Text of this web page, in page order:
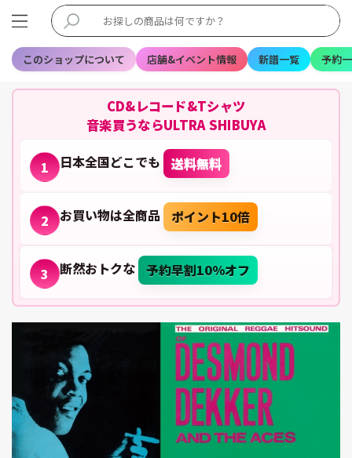
このショップについて 店舗&イベント情報 新譜一覧 予約
CD&レコード&Tシャツ
音楽買うならULTRA SHIBUYA
1 日本全国どこでも 送料無料
2 お買い物は全商品 ポイント10倍
3 断然おトクな 予約早割10%オフ